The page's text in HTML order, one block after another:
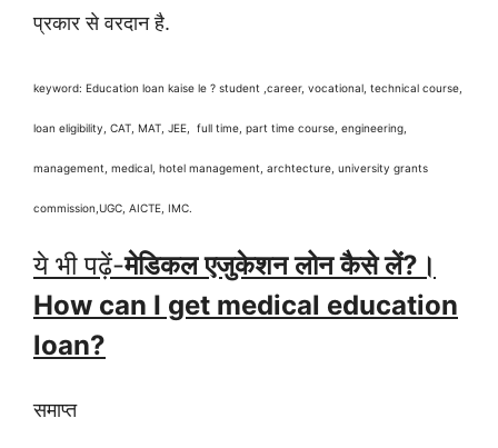
प्रकार से वरदान है.
keyword: Education loan kaise le ? student ,career, vocational, technical course,
loan eligibility, CAT, MAT, JEE, full time, part time course, engineering,
management, medical, hotel management, archtecture, university grants
commission,UGC, AICTE, IMC.
ये भी पढ़ें-मेडिकल एजुकेशन लोन कैसे लें? ।
How can I get medical education
loan?
समाप्त